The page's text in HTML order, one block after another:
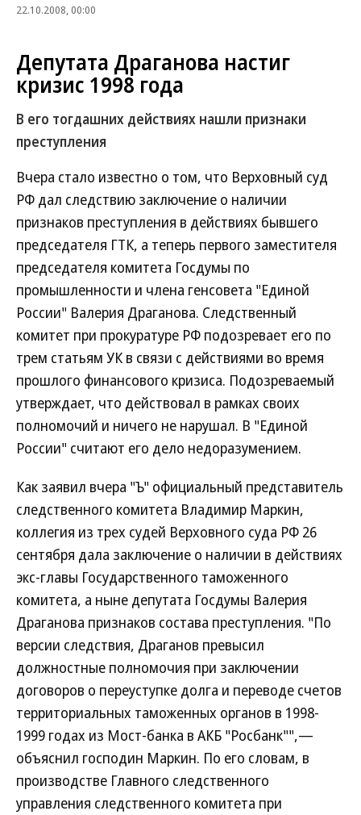
22.10.2008, 00:00
Депутата Драганова настиг
кризис 1998 года
В его тогдашних действиях нашли признаки
преступления
Вчера стало известно о том, что Верховный суд
РФ дал следствию заключение о наличии
признаков преступления в действиях бывшего
председателя ГТК, а теперь первого заместителя
председателя комитета Госдумы по
промышленности и члена генсовета "Единой
России" Валерия Драганова. Следственный
комитет при прокуратуре РФ подозревает его по
трем статьям УК в связи с действиями во время
прошлого финансового кризиса. Подозреваемый
утверждает, что действовал в рамках своих
полномочий и ничего не нарушал. В "Единой
России" считают его дело недоразумением.
Как заявил вчера "Ъ" официальный представитель
следственного комитета Владимир Маркин,
коллегия из трех судей Верховного суда РФ 26
сентября дала заключение о наличии в действиях
экс-главы Государственного таможенного
комитета, а ныне депутата Госдумы Валерия
Драганова признаков состава преступления. "По
версии следствия, Драганов превысил
должностные полномочия при заключении
договоров о переуступке долга и переводе счетов
территориальных таможенных органов в 1998-
1999 годах из Мост-банка в АКБ "Росбанк"",—
объяснил господин Маркин. По его словам, в
производстве Главного следственного
управления следственного комитета при